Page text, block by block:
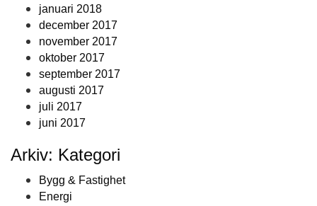
januari 2018
december 2017
november 2017
oktober 2017
september 2017
augusti 2017
juli 2017
juni 2017
Arkiv: Kategori
Bygg & Fastighet
Energi